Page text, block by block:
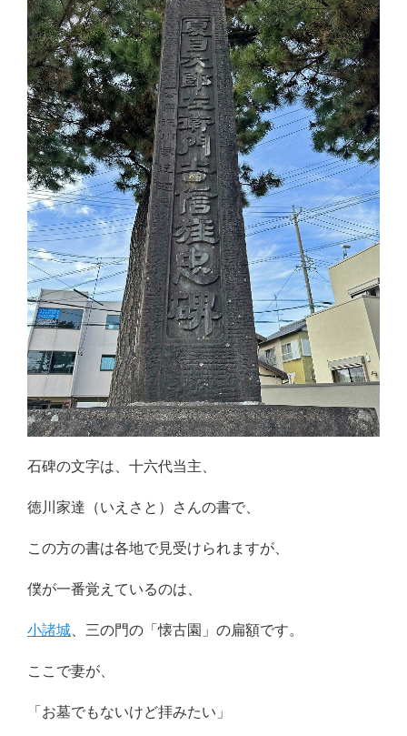
石碑の文字は、十六代当主、
徳川家達（いえさと）さんの書で、
この方の書は各地で見受けられますが、
僕が一番覚えているのは、
小諸城 、三の門の「懐古園」の扁額です。
ここで妻が、
「お墓でもないけど拝みたい」